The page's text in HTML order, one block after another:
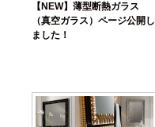
【NEW】薄型断熱ガラス
（真空ガラス）ページ公開し
ました！